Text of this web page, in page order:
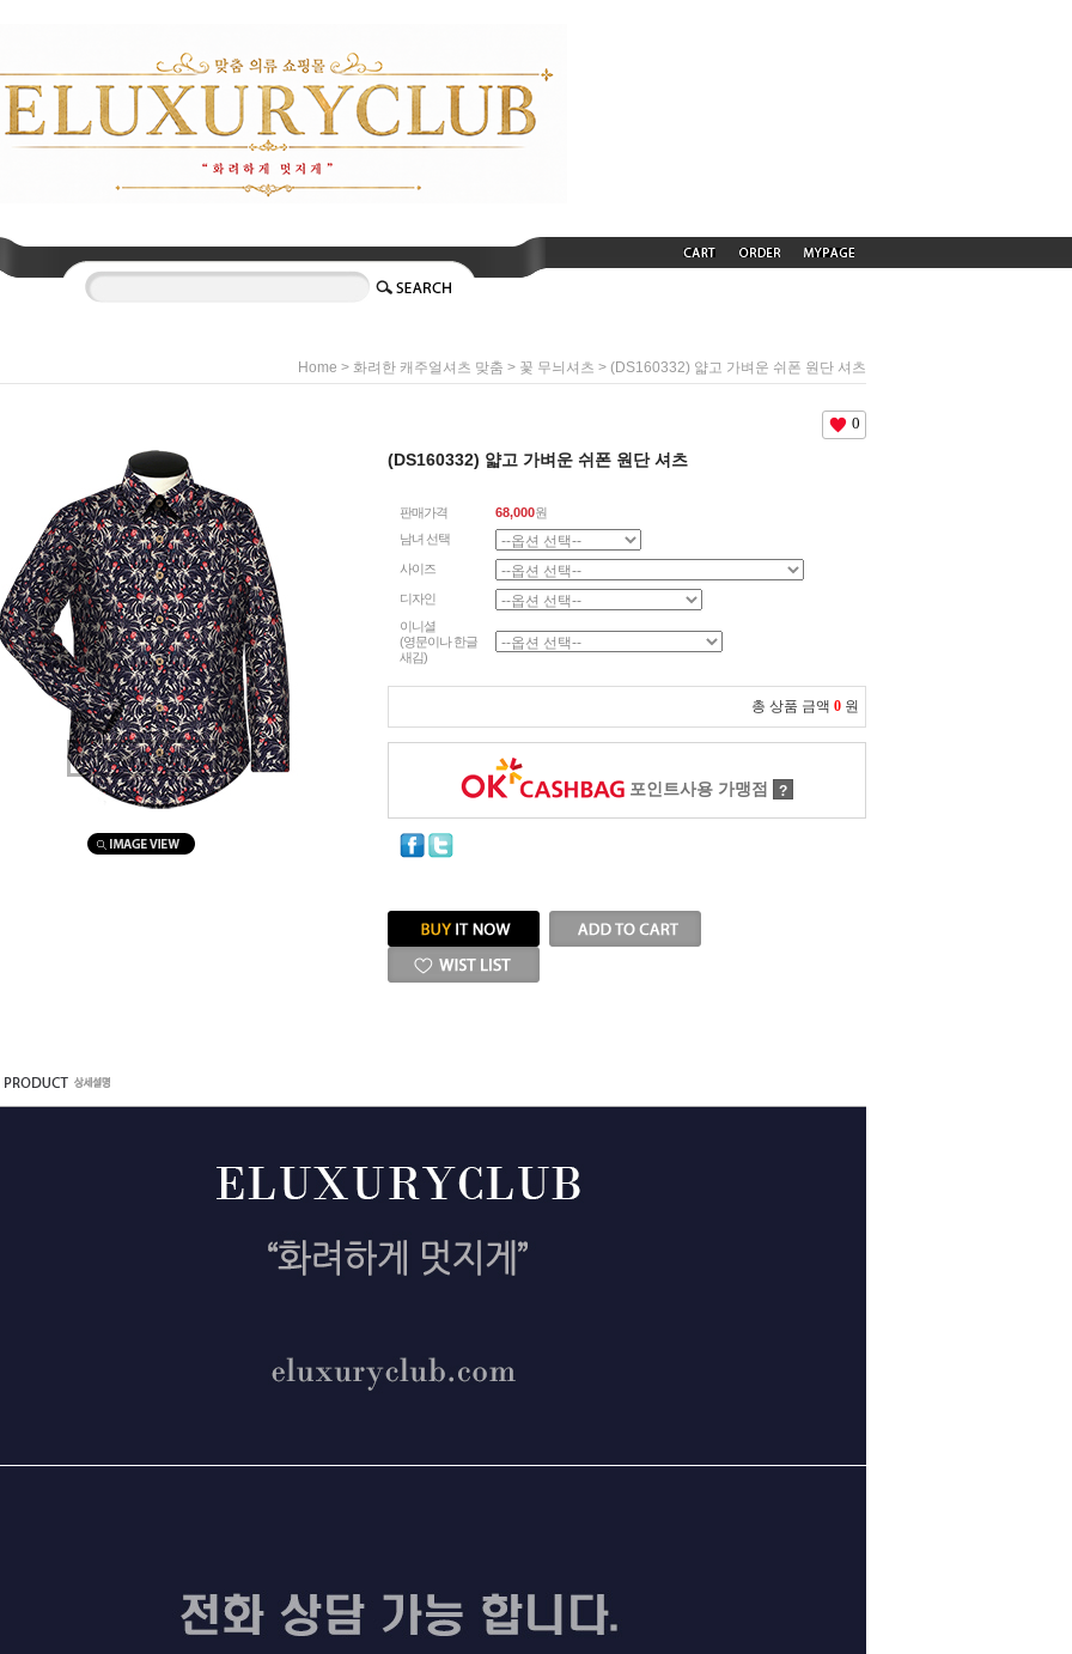
Home > 화려한 캐주얼셔츠 맞춤 > 꽃 무늬셔츠 > (DS160332) 얇고 가벼운 쉬폰 원단 셔츠
마우스를 올려보세요
0
(DS160332) 얇고 가벼운 쉬폰 원단 셔츠
판매가격 68,000원
남녀 선택
사이즈
디자인
이니셜
(영문이나 한글
새김)
총 상품 금액 0 원
포인트사용 가맹점 ?